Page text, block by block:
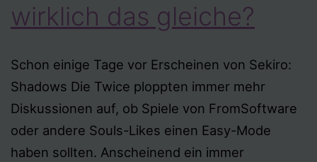
wirklich das gleiche?
Schon einige Tage vor Erscheinen von Sekiro:
Shadows Die Twice ploppten immer mehr
Diskussionen auf, ob Spiele von FromSoftware
oder andere Souls-Likes einen Easy-Mode
haben sollten. Anscheinend ein immer